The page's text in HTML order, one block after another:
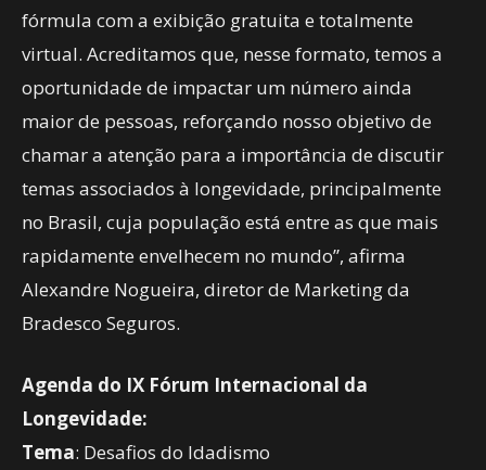
fórmula com a exibição gratuita e totalmente
virtual. Acreditamos que, nesse formato, temos a
oportunidade de impactar um número ainda
maior de pessoas, reforçando nosso objetivo de
chamar a atenção para a importância de discutir
temas associados à longevidade, principalmente
no Brasil, cuja população está entre as que mais
rapidamente envelhecem no mundo”, afirma
Alexandre Nogueira, diretor de Marketing da
Bradesco Seguros.
Agenda do IX Fórum Internacional da
Longevidade:
Tema: Desafios do Idadismo